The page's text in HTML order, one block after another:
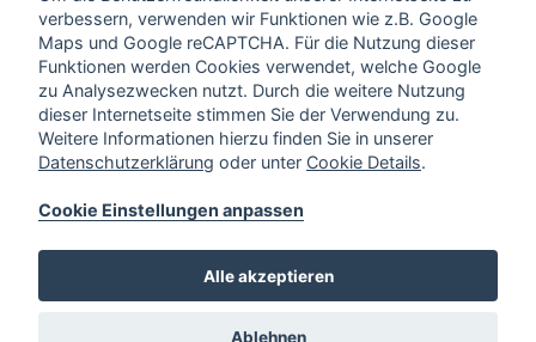
verbessern, verwenden wir Funktionen wie z.B. Google
Maps und Google reCAPTCHA. Für die Nutzung dieser
Funktionen werden Cookies verwendet, welche Google
zu Analysezwecken nutzt. Durch die weitere Nutzung
dieser Internetseite stimmen Sie der Verwendung zu.
Weitere Informationen hierzu finden Sie in unserer
Datenschutzerklärung oder unter Cookie Details.
Cookie Einstellungen anpassen
Alle akzeptieren
Ablehnen